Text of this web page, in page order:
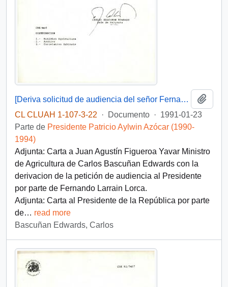
[Deriva solicitud de audiencia del señor Fernando Larraín L. de la Confederación Agrícola del Centro, efectuada a S.E. el Presidente de la República]
CL CLUAH 1-107-3-22
· Documento · 1991-01-23
Parte de Presidente Patricio Aylwin Azócar (1990-
1994)
Adjunta: Carta a Juan Agustín Figueroa Yavar Ministro
de Agricultura de Carlos Bascuñan Edwards con la
derivacion de la petición de audiencia al Presidente
por parte de Fernando Larrain Lorca.
Adjunta: Carta al Presidente de la República por parte
de… read more
Bascuñan Edwards, Carlos